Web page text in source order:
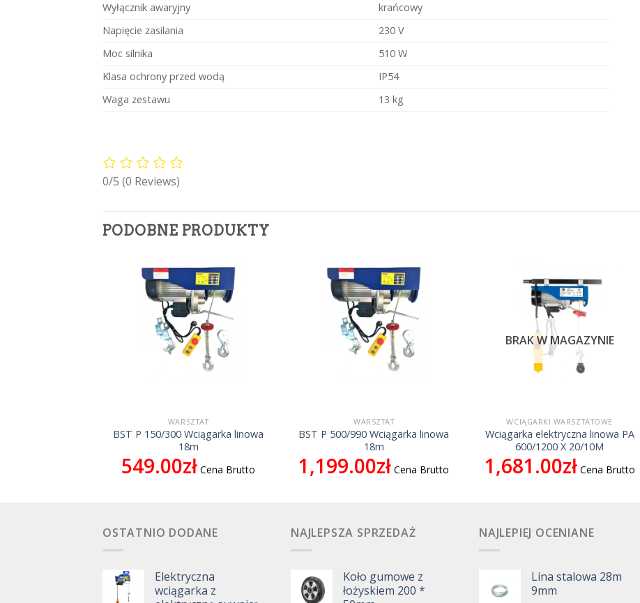
Wyłącznik awaryjny
krańcowy
Napięcie zasilania
230 V
Moc silnika
510 W
Klasa ochrony przed wodą
IP54
Waga zestawu
13 kg
0/5 (0 Reviews)
PODOBNE PRODUKTY
WARSZTAT
BST P 150/300 Wciągarka linowa
18m
549.00zł Cena Brutto
WARSZTAT
BST P 500/990 Wciągarka linowa
18m
1,199.00zł Cena Brutto
BRAK W MAGAZYNIE
WCIĄGARKI WARSZTATOWE
Wciągarka elektryczna linowa PA
600/1200 X 20/10M
1,681.00zł Cena Brutto
OSTATNIO DODANE
Elektryczna
wciągarka z
NAJLEPSZA SPRZEDAŻ
Koło gumowe z
łożyskiem 200 *
NAJLEPIEJ OCENIANE
Lina stalowa 28m
9mm